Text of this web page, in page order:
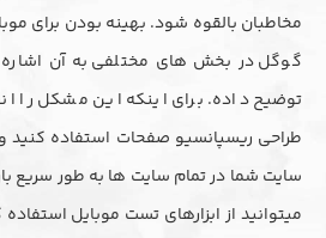
مخاطبان بالقوه شود. بهینه بودن برای
گوگل در بخش های مختلفی به آن
توضیح داده. برای اینکه این مشکل را
طراحی ریسپانسیو صفحات استفاده
سایت شما در تمام سایت ها به طور سریع
میتوانید از ابزارهای تست موبایل